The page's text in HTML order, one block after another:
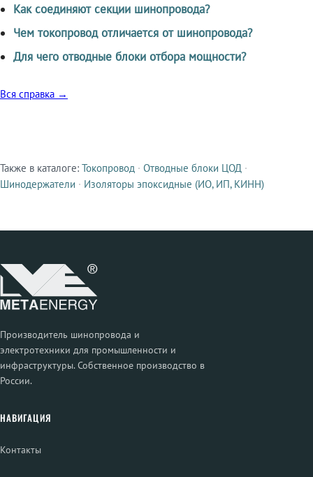
Как соединяют секции шинопровода?
Чем токопровод отличается от шинопровода?
Для чего отводные блоки отбора мощности?
Вся справка →
Смежные продукты
Также в каталоге: Токопровод · Отводные блоки ЦОД ·
Шинодержатели · Изоляторы эпоксидные (ИО, ИП, КИНН)
Производитель шинопровода и
электротехники для промышленности и
инфраструктуры. Собственное производство в
России.
НАВИГАЦИЯ
Контакты